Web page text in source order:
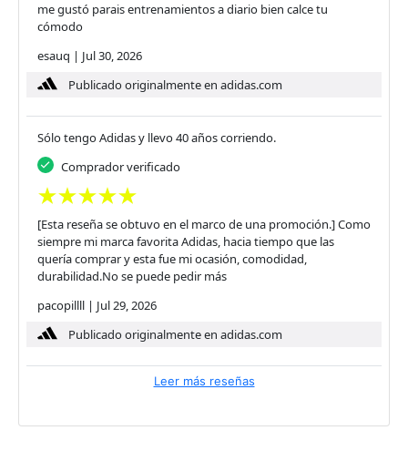
me gustó parais entrenamientos a diario bien calce tu
cómodo
esauq | Jul 30, 2026
Publicado originalmente en adidas.com
Sólo tengo Adidas y llevo 40 años corriendo.
Comprador verificado
[Esta reseña se obtuvo en el marco de una promoción.] Como
siempre mi marca favorita Adidas, hacia tiempo que las
quería comprar y esta fue mi ocasión, comodidad,
durabilidad.No se puede pedir más
pacopillll | Jul 29, 2026
Publicado originalmente en adidas.com
Leer más reseñas